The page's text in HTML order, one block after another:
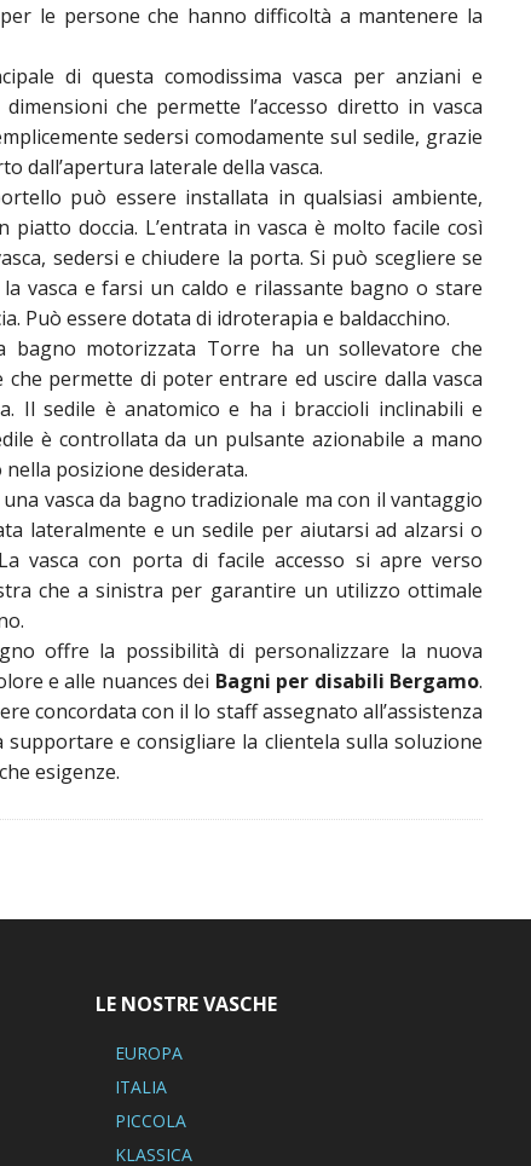
le persone che hanno difficoltà a mantenere la
di questa comodissima vasca per anziani e
che permette l’accesso diretto in vasca
sedersi comodamente sul sedile, grazie
dall’apertura laterale della vasca.
può essere installata in qualsiasi ambiente,
doccia. L’entrata in vasca è molto facile così
sedersi e chiudere la porta. Si può scegliere se
vasca e farsi un caldo e rilassante bagno o stare
Può essere dotata di idroterapia e baldacchino.
bagno motorizzata Torre ha un sollevatore che
permette di poter entrare ed uscire dalla vasca
Il sedile è anatomico e ha i braccioli inclinabili e
è controllata da un pulsante azionabile a mano
posizione desiderata.
vasca da bagno tradizionale ma con il vantaggio
lateralmente e un sedile per aiutarsi ad alzarsi o
vasca con porta di facile accesso si apre verso
che a sinistra per garantire un utilizzo ottimale
offre la possibilità di personalizzare la nuova
e alle nuances dei Bagni per disabili Bergamo.
concordata con il lo staff assegnato all’assistenza
e consigliare la clientela sulla soluzione
esigenze.
LE NOSTRE VASCHE
EUROPA
ITALIA
PICCOLA
KLASSICA